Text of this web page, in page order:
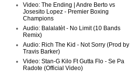
Video: The Ending | Andre Berto vs
Josesito Lopez - Premier Boxing
Champions
Audio: Balalatèt - No Limit (10 Bands
Remix)
Audio: Rich The Kid - Not Sorry (Prod by
Travis Barker)
Video: Stan-G Kilo Ft Gutta Flo - Se Pa
Radote (Official Video)